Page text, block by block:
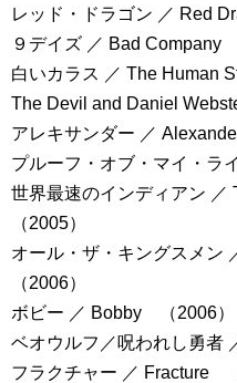
レッド・ドラゴン ／ Red
９デイズ ／ Bad Company
白いカラス ／ The Human
The Devil and Daniel
アレキサンダー ／
プルーフ・オブ・マイ・ラ
世界最速のインディアン
（2005）
オール・ザ・キングスメン
（2006）
ボビー ／ Bobby （2006）
ベオウルフ／呪われし勇者
フラクチャー ／ Fracture